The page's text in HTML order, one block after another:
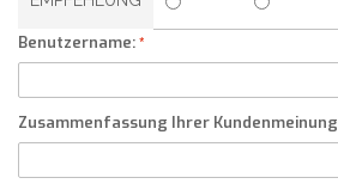
Benutzername:
Zusammenfassung Ihrer Kundenmeinung